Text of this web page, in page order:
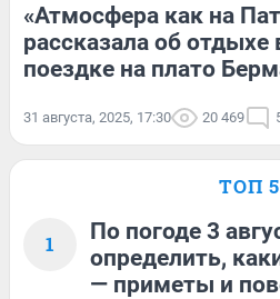
«Атмосфера как на
рассказала об отдыхе
поездке на плато
31 августа, 2025, 17:30 20 469
ТОП 5
1
По погоде 3
определить,
— приметы и